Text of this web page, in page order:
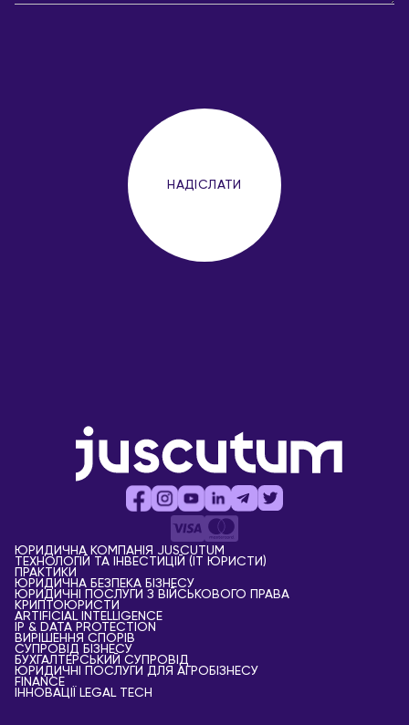
ЮРИДИЧНА КОМПАНІЯ JUSCUTUM
ТЕХНОЛОГІЙ ТА ІНВЕСТИЦІЙ (IT ЮРИСТИ)
ПРАКТИКИ
ЮРИДИЧНА БЕЗПЕКА БІЗНЕСУ
ЮРИДИЧНІ ПОСЛУГИ З ВІЙСЬКОВОГО ПРАВА
КРИПТОЮРИСТИ
АRTIFICIAL ІNTELLIGENCE
IP & DATA PROTECTION
ВИРІШЕННЯ СПОРІВ
СУПРОВІД БІЗНЕСУ
БУХГАЛТЕРСЬКИЙ СУПРОВІД
ЮРИДИЧНІ ПОСЛУГИ ДЛЯ АГРОБІЗНЕСУ
FINANCE
ІННОВАЦІЇ LEGAL TECH